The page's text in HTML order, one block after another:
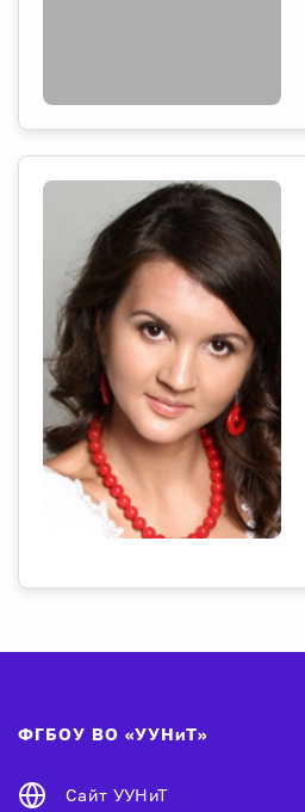
ФГБОУ ВО «УУНиТ»
Сайт УУНиТ